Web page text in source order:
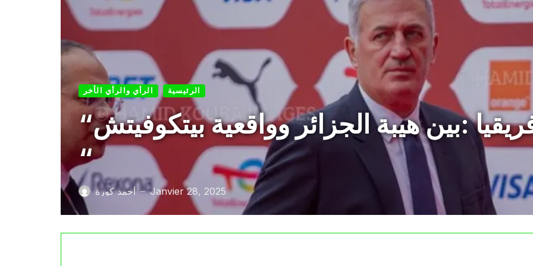
الرأي والرأي الأخر الرئيسية
“قرعة كأس أمم إ فريقيا :بين هيبة الجزائر وواقعية بيتكوفيتش
“
أحمد كورة — Janvier 28, 2025